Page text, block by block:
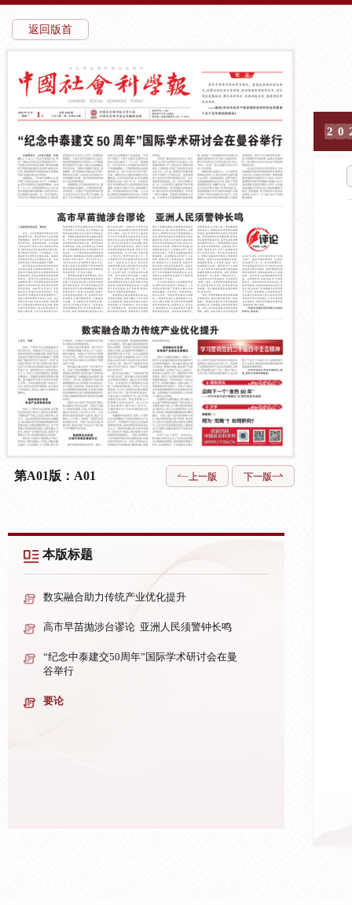
返回版首
第A01版：A01 上一版 下一版
本版标题
数实融合助力传统产业优化提升
高市早苗抛涉台谬论 亚洲人民须警钟长鸣
“纪念中泰建交50周年”国际学术研讨会在曼
谷举行
要论
2 0